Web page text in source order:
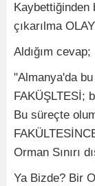
Kaybettiğinden
çıkarılma
Aldığım cevap;
"Almanya'da
FAKÜŞLTESİ;
Bu süreçte
Orman Sınırı
Ya Bizde? Bir